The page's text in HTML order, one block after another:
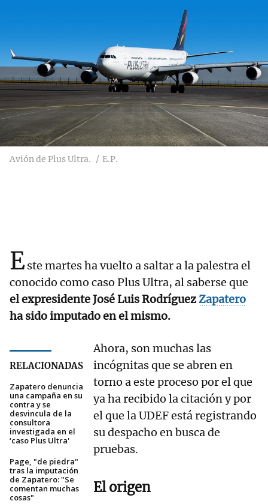
Avión de Plus Ultra. E.P.
Este martes ha vuelto a saltar a la palestra el
conocido como caso Plus Ultra, al saberse que
el expresidenteJosé Luis RodríguezZapatero
ha sido imputado en el mismo.
RELACIONADAS
Zapatero denuncia
una campaña en su
contra y se
desvincula de la
consultora
investigada en el
‘caso Plus Ultra'
Page, "de piedra"
tras la imputación
de Zapatero: "Se
comentan muchas
cosas"
Ahora, son muchas las
incógnitas que se abren en
torno a este proceso por el que
ya ha recibido la citación y por
el que la UDEF está registrando
su despacho en busca de
pruebas.
El origen